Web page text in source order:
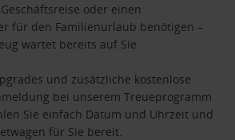
oder einen
für den Familienurlaub benötigen –
wartet bereits auf Sie.
und zusätzliche kostenlose
bei unserem Treueprogramm
Sie einfach Datum und Uhrzeit und
für Sie bereit.